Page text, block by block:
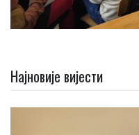
Најновије вијести